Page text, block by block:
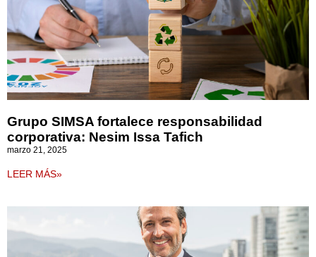
Grupo SIMSA fortalece responsabilidad
corporativa: Nesim Issa Tafich
marzo 21, 2025
LEER MÁS»